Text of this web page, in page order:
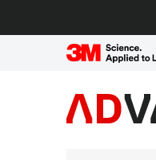
obsah